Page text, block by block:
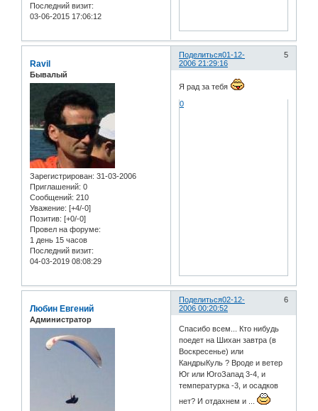
Последний визит:
03-06-2015 17:06:12
Поделиться 5
01-12-
2006 21:29:16
Ravil
Бывалый
Зарегистрирован: 31-03-2006
Приглашений: 0
Сообщений: 210
Уважение: [+4/-0]
Позитив: [+0/-0]
Провел на форуме:
1 день 15 часов
Последний визит:
04-03-2019 08:08:29
Я рад за тебя
0
Поделиться 6
02-12-
2006 00:20:52
Любин Евгений
Администратор
Спасибо всем... Кто нибудь
поедет на Шихан завтра (в
Воскресенье) или
КандрыКуль ? Вроде и ветер
Юг или ЮгоЗапад 3-4, и
температурка -3, и осадков
нет? И отдахнем и ...